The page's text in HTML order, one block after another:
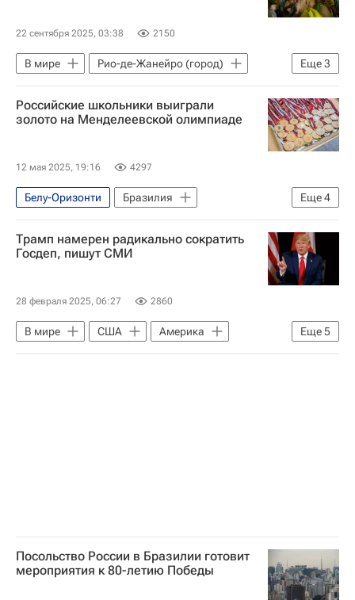
22 сентября 2025, 03:38 2150
Еще3
В мире
Рио-де-Жанейро (город)
Сан-Паулу (город)
Бразилия
Жаир Болсонару
Российские школьники выиграли
золото на Менделеевской олимпиаде
12 мая 2025, 19:16 4297
Еще4
Белу-Оризонти
Бразилия
Минас-Жерайс
Владимир Путин
ЮНЕСКО
Образование
Трамп намерен радикально сократить
Госдеп, пишут СМИ
28 февраля 2025, 06:27 2860
Еще5
В мире США
Америка
Лион
Дональд Трамп
Посольство России в Бразилии готовит
мероприятия к 80-летию Победы